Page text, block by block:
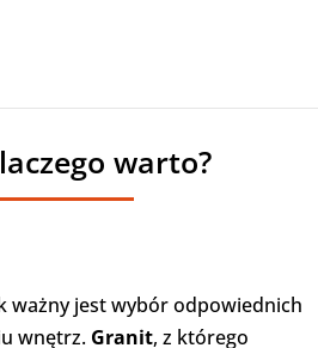
warto?
ważny jest wybór odpowiednich
wnętrz. Granit, z którego